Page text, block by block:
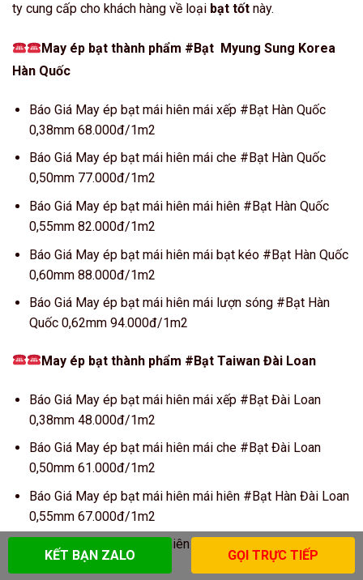
ty cung cấp cho khách hàng về loại bạt tốt này.
May ép bạt thành phẩm #Bạt Myung Sung Korea
Hàn Quốc
Báo Giá May ép bạt mái hiên mái xếp #Bạt Hàn Quốc
0,38mm 68.000đ/1m2
Báo Giá May ép bạt mái hiên mái che #Bạt Hàn Quốc
0,50mm 77.000đ/1m2
Báo Giá May ép bạt mái hiên mái hiên #Bạt Hàn Quốc
0,55mm 82.000đ/1m2
Báo Giá May ép bạt mái hiên mái bạt kéo #Bạt Hàn Quốc
0,60mm 88.000đ/1m2
Báo Giá May ép bạt mái hiên mái lượn sóng #Bạt Hàn
Quốc 0,62mm 94.000đ/1m2
May ép bạt thành phẩm #Bạt Taiwan Đài Loan
Báo Giá May ép bạt mái hiên mái xếp #Bạt Đài Loan
0,38mm 48.000đ/1m2
Báo Giá May ép bạt mái hiên mái che #Bạt Đài Loan
0,50mm 61.000đ/1m2
Báo Giá May ép bạt mái hiên mái hiên #Bạt Hàn Đài Loan
0,55mm 67.000đ/1m2
Báo Giá May ép bạt mái hiên mái kéo #Bạt Đài Loan
0,60mm 72.000đ/1m2
KẾT BẠN ZALO GỌI TRỰC TIẾP